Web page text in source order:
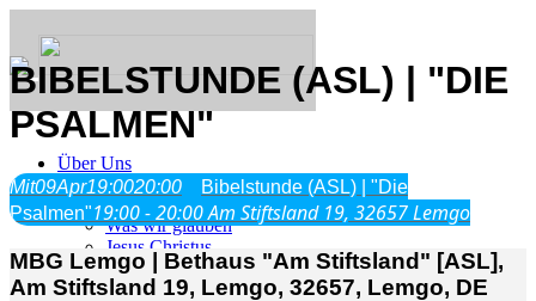
Über Uns
Was wir glauben
Jesus Christus
Geschichte
BIBELSTUNDE (ASL) | "DIE
PSALMEN"
Mit09Apr19:0020:00
Bibelstunde (ASL) | "Die
Psalmen"19:00 - 20:00Am Stiftsland 19, 32657 Lemgo
MBG Lemgo | Bethaus "Am Stiftsland" [ASL],
Am Stiftsland 19, Lemgo, 32657, Lemgo, DE